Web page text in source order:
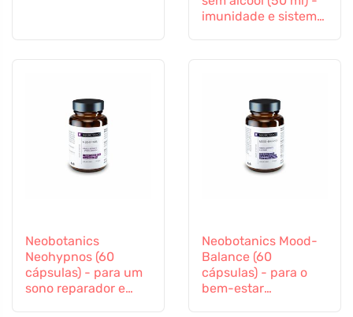
imunidade e sistema
Neobotanics
Neohypnos (60
cápsulas) - para um
sono reparador e
Neobotanics Mood-
Balance (60
cápsulas) - para o
bem-estar